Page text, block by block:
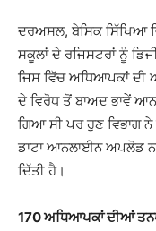
ਦਰਅਸਲ, ਬੇਸਿਕ ਸਿੱਖਿਆ
ਸਕੂਲਾਂ ਦੇ ਰਜਿਸਟਰਾਂ ਨੂੰ
ਜਿਸ ਵਿੱਚ ਅਧਿਆਪਕਾਂ ਦੀ
ਦੇ ਵਿਰੋਧ ਤੋਂ ਬਾਅਦ ਭਾਵੇਂ
ਗਿਆ ਸੀ ਪਰ ਹੁਣ ਵਿਭਾਗ
ਡਾਟਾ ਆਨਲਾਈਨ ਅਪਲੋਡ
ਦਿੱਤੀ ਹੈ।
170 ਅਧਿਆਪਕਾਂ ਦੀਆਂ